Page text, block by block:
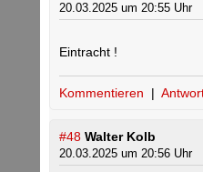
20.03.2025 um 20:55 Uhr
Eintracht !
Kommentieren |
#48 Walter Kolb
20.03.2025 um 20:56 Uhr